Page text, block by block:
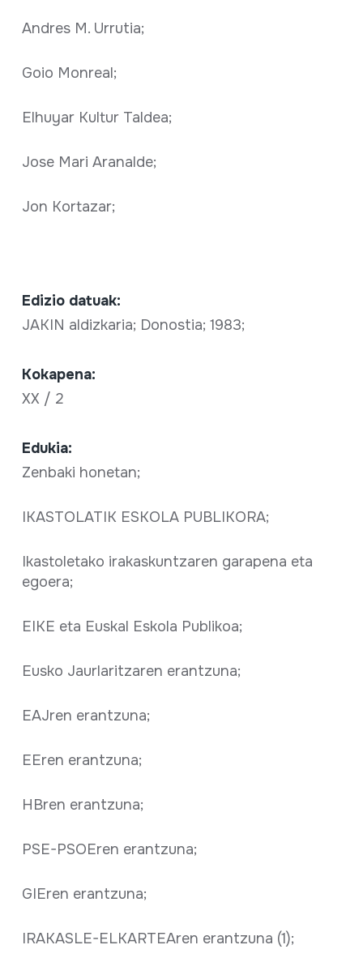
Andres M. Urrutia;
Goio Monreal;
Elhuyar Kultur Taldea;
Jose Mari Aranalde;
Jon Kortazar;
Edizio datuak:
JAKIN aldizkaria; Donostia; 1983;
Kokapena:
XX / 2
Edukia:
Zenbaki honetan;
IKASTOLATIK ESKOLA PUBLIKORA;
Ikastoletako irakaskuntzaren garapena eta
egoera;
EIKE eta Euskal Eskola Publikoa;
Eusko Jaurlaritzaren erantzuna;
EAJren erantzuna;
EEren erantzuna;
HBren erantzuna;
PSE-PSOEren erantzuna;
GIEren erantzuna;
IRAKASLE-ELKARTEAren erantzuna (1);